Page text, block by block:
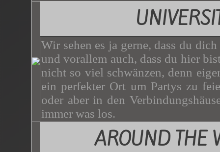
Wir sehen es ja gerne, dass du
und vorallem auch, dass du hier
nicht so viel schwänzen, denn
ein perfekter Ort um Partys zu
oder aber in den
immer was los.
AROUND THE